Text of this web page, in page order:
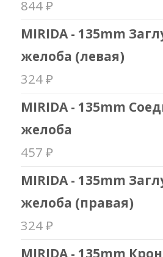
844₽
MIRIDA - 135mm
желоба (левая)
324₽
MIRIDA - 135mm
желоба
457 ₽
MIRIDA - 135mm
желоба (правая)
324₽
MIRIDA - 135mm